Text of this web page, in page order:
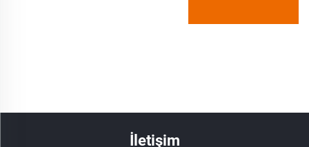
İletişim